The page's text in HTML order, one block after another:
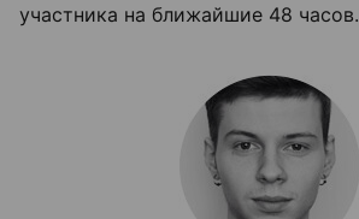
участника на ближайшие 48 часов.